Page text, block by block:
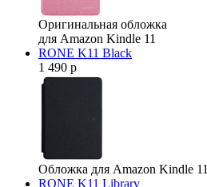
Оригинальная обложка
для Amazon Kindle 11
RONE K11 Black
1 490 р
Обложка для Amazon Kindle 11
RONE K11 Library